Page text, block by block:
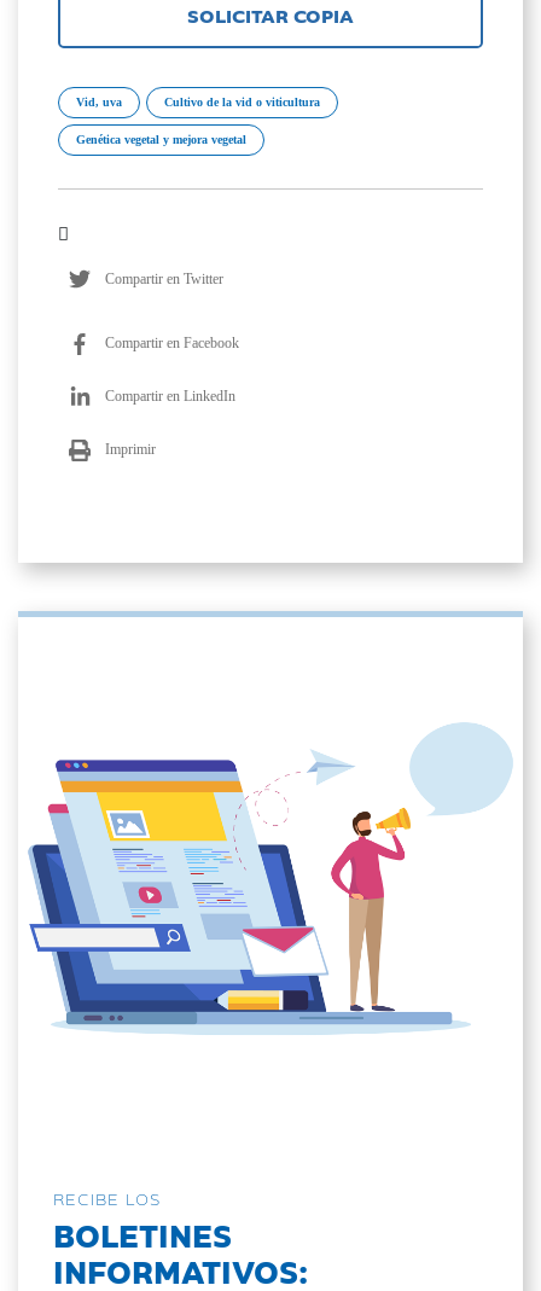
SOLICITAR COPIA
Vid, uva Cultivo de la vid o viticultura
Genética vegetal y mejora vegetal
Compartir en Twitter
Compartir en Facebook
Compartir en LinkedIn
Imprimir
RECIBE LOS
BOLETINES
INFORMATIVOS: